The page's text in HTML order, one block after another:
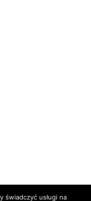
świadczyć usługi na